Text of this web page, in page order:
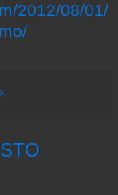
2012/08/01/